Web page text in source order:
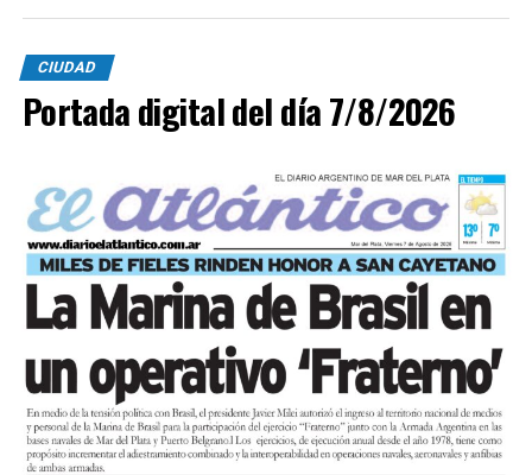
CIUDAD
Portada digital del día 7/8/2026